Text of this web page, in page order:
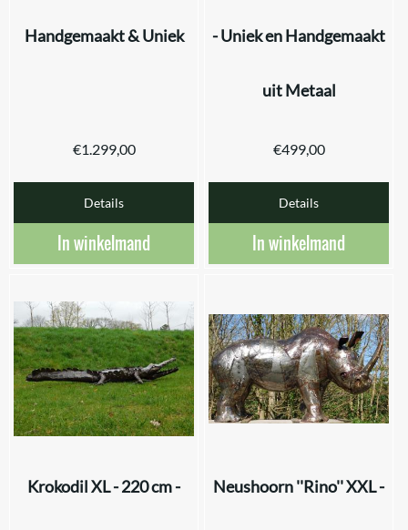
Handgemaakt & Uniek
€1.299,00
Details
In winkelmand
- Uniek en Handgemaakt
uit Metaal
€499,00
Details
In winkelmand
Krokodil XL - 220 cm - Neushoorn ''Rino'' XXL -